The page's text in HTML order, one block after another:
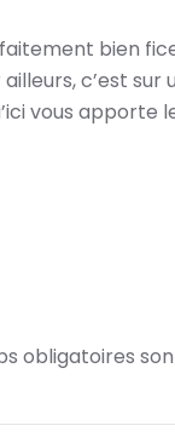
bien
c’est
vous
obligatoires